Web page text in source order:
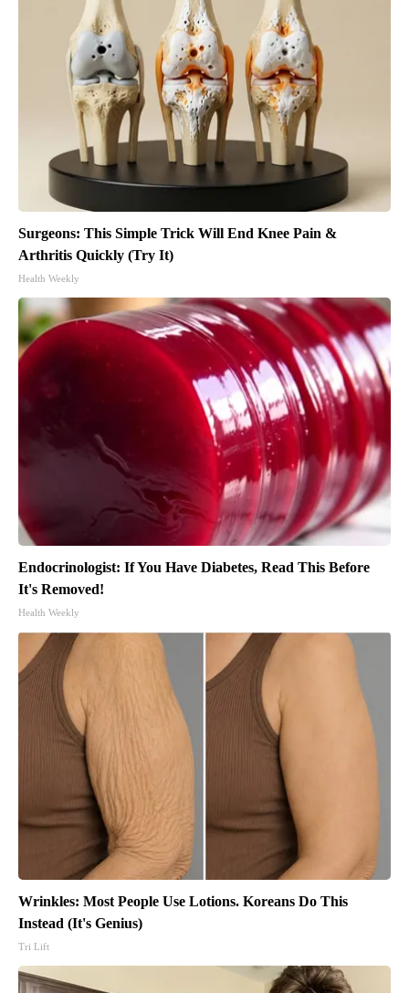
Surgeons: This Simple Trick Will End Knee Pain &
Arthritis Quickly (Try It)
Health Weekly
Endocrinologist: If You Have Diabetes, Read This Before
It's Removed!
Health Weekly
Wrinkles: Most People Use Lotions. Koreans Do This
Instead (It's Genius)
Tri Lift